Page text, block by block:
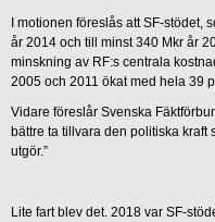
I motionen föreslås att SF-stödet,
år 2014 och till minst 340 Mkr år
minskning av RF:s centrala
2005 och 2011 ökat med hela 39
Vidare föreslår Svenska
bättre ta tillvara den politiska
utgör.”
Lite fart blev det. 2018 var SF-